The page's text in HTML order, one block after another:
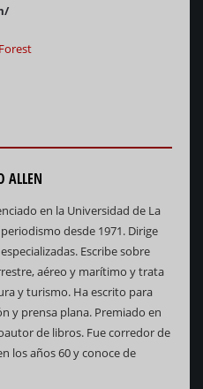
ALLEN
en la Universidad de La
desde 1971. Dirige
Escribe sobre
aéreo y marítimo y trata
y turismo. Ha escrito para
y prensa plana. Premiado en
de libros. Fue corredor de
los años 60 y conoce de